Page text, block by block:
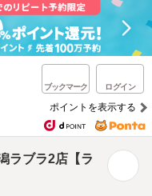
ブックマーク ログイン
ポイントを表示する
ラブラ2店【ラ